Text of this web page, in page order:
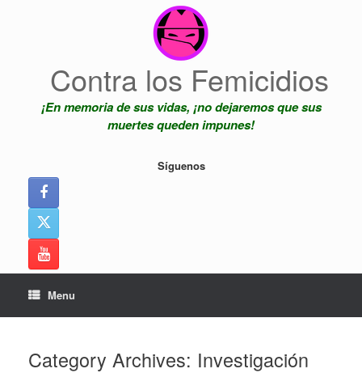
Contra los Femicidios
¡En memoria de sus vidas, ¡no dejaremos que sus
muertes queden impunes!
Síguenos
Menu
Category Archives: Investigación